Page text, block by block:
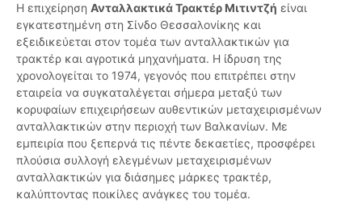
Η επιχείρηση Ανταλλακτικά Τρακτέρ Μιτιντζή είναι
εγκατεστημένη στη Σίνδο Θεσσαλονίκης και
εξειδικεύεται στον τομέα των ανταλλακτικών για
τρακτέρ και αγροτικά μηχανήματα. Η ίδρυση της
χρονολογείται το 1974, γεγονός που επιτρέπει στην
εταιρεία να συγκαταλέγεται σήμερα μεταξύ των
κορυφαίων επιχειρήσεων αυθεντικών μεταχειρισμένων
ανταλλακτικών στην περιοχή των Βαλκανίων. Με
εμπειρία που ξεπερνά τις πέντε δεκαετίες, προσφέρει
πλούσια συλλογή ελεγμένων μεταχειρισμένων
ανταλλακτικών για διάσημες μάρκες τρακτέρ,
καλύπτοντας ποικίλες ανάγκες του τομέα.